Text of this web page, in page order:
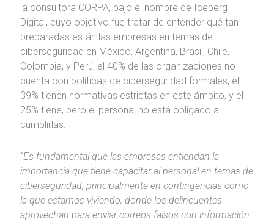
la consultora CORPA, bajo el nombre de Iceberg
Digital, cuyo objetivo fue tratar de entender qué tan
preparadas están las empresas en temas de
ciberseguridad en México, Argentina, Brasil, Chile,
Colombia, y Perú, el 40% de las organizaciones no
cuenta con políticas de ciberseguridad formales, el
39% tienen normativas estrictas en este ámbito, y el
25% tiene, pero el personal no está obligado a
cumplirlas.
“Es fundamental que las empresas entiendan la
importancia que tiene capacitar al personal en temas de
ciberseguridad, principalmente en contingencias como
la que estamos viviendo, donde los delincuentes
aprovechan para enviar correos falsos con información